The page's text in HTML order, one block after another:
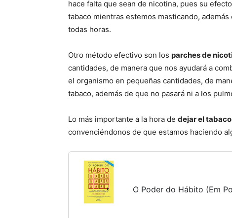
hace falta que sean de nicotina, pues su
tabaco mientras estemos masticando,
todas horas.
Otro método efectivo son los parches de
cantidades, de manera que nos ayudará a
el organismo en pequeñas cantidades, de
tabaco, además de que no pasará ni a los
Lo más importante a la hora de dejar el tabaco
convenciéndonos de que estamos haciendo
O Poder do Hábito (Em